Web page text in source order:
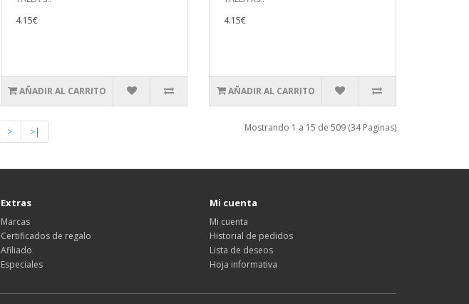
4.15€
AÑADIR AL CARRITO
4.15€
AÑADIR AL CARRITO
> >| Mostrando 1 a 15 de 509 (34 Paginas)
Extras
Marcas
Certificados de regalo
Afiliado
Especiales
Mi cuenta
Mi cuenta
Historial de pedidos
Lista de deseos
Hoja informativa